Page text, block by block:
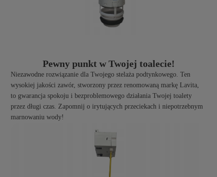
Pewny punkt w Twojej toalecie!
Niezawodne rozwiązanie dla Twojego stelaża podtynkowego. Ten
wysokiej jakości zawór, stworzony przez renomowaną markę Lavita,
to gwarancja spokoju i bezproblemowego działania Twojej toalety
przez długi czas. Zapomnij o irytujących przeciekach i niepotrzebnym
marnowaniu wody!